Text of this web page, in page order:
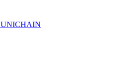
UNICHAIN